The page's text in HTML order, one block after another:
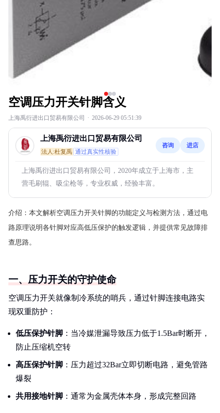
空调压力开关针脚含义
上海禹衍进出口贸易有限公司 · 2026-06-29 05:51:39
上海禹衍进出口贸易有限公司
法人:杜复禹 通过真实性核验
咨询 进店
上海禹衍进出口贸易有限公司，2020年成立于上海市，主
营毛刷辊、吸尘枪等，专业权威，经验丰富。
介绍： 本文解析空调压力开关针脚的功能定义与检测方法，通过电
路原理说明各针脚对应高低压保护的触发逻辑，并提供常见故障排
查思路。
一、压力开关的守护使命
空调压力开关就像制冷系统的哨兵，通过针脚连接电路实
现双重防护：
低压保护针脚 ：当冷媒泄漏导致压力低于1.5Bar时断开，
防止压缩机空转
高压保护针脚 ：压力超过32Bar立即切断电路，避免管路
爆裂
共用接地针脚 ：通常为金属壳体本身，形成完整回路